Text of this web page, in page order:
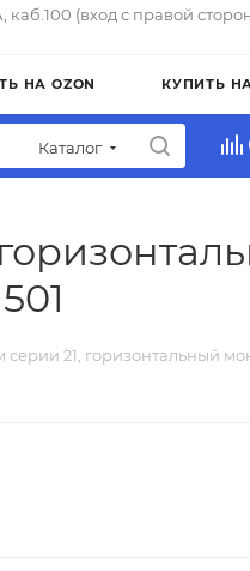
(вход с правой
НА OZON КУПИТЬ НА
Каталог
серии 21, горизонтальный